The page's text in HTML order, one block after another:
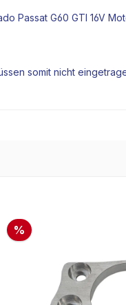
Passat G60 GTI 16V
somit nicht
%